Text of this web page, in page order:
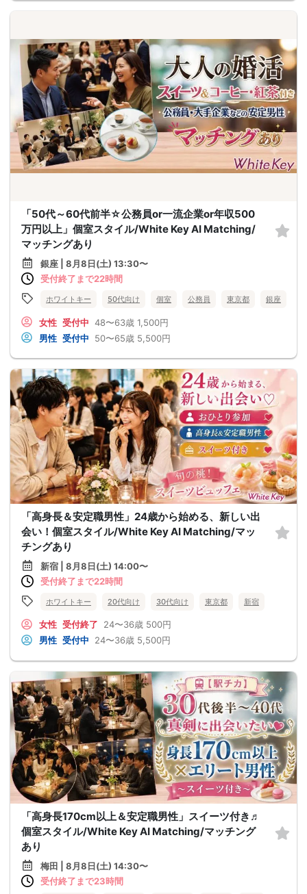
「50代～60代前半☆公務員or一流企業or年収500
万円以上」個室スタイル/White Key AI Matching/
マッチングあり
銀座 | 8月8日(土) 13:30〜
受付終了まで22時間
ホワイトキー 50代向け 個室 公務員 東京都 銀座
女性 受付中 48〜63歳 1,500円
男性 受付中 50〜65歳 5,500円
「高身長＆安定職男性」24歳から始める、新しい出
会い！個室スタイル/White Key AI Matching/マッ
チングあり
新宿 | 8月8日(土) 14:00〜
受付終了まで22時間
ホワイトキー 20代向け 30代向け 東京都 新宿
女性 受付終了 24〜36歳 500円
男性 受付中 24〜36歳 5,500円
「高身長170cm以上＆安定職男性」スイーツ付き♬
個室スタイル/White Key AI Matching/マッチング
あり
梅田 | 8月8日(土) 14:30〜
受付終了まで23時間